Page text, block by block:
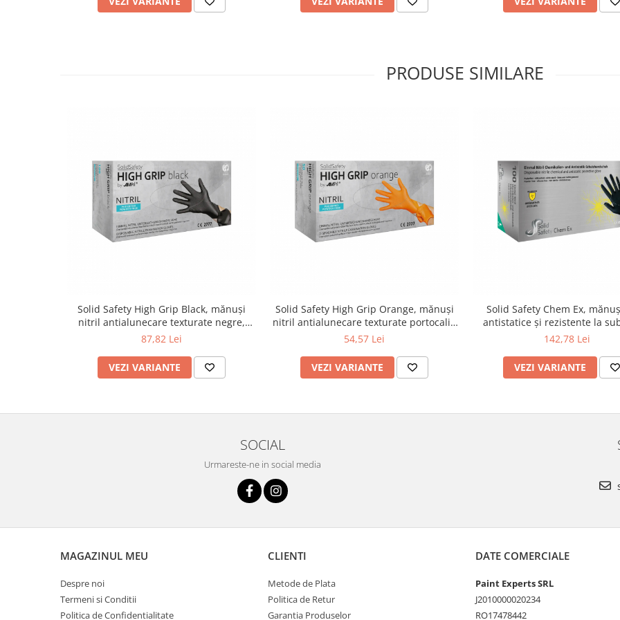
PRODUSE SIMILARE
Solid Safety High Grip Black, mănuși
nitril antialunecare texturate negre,
cutie 100 buc
87,82 Lei
VEZI VARIANTE
Solid Safety High Grip Orange, mănuși
nitril antialunecare texturate portocalii,
cutie 50 buc
54,57 Lei
VEZI VARIANTE
Solid Safety Chem Ex,
antistatice și rezistente la
chimice, negre, cutie 100
142,78 Lei
VEZI VARIANTE
SOCIAL
Urmareste-ne in social media
MAGAZINUL MEU
Despre noi
Termeni si Conditii
Politica de Confidentialitate
CLIENTI
Metode de Plata
Politica de Retur
Garantia Produselor
DATE COMERCIALE
Paint Experts SRL
J2010000020234
RO17478442